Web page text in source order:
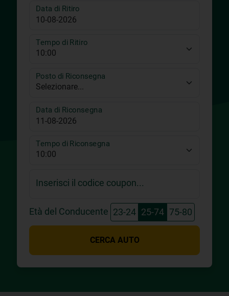
Data di Ritiro
Tempo di Ritiro
Posto di Riconsegna
Data di Riconsegna
Tempo di Riconsegna
Inserisci il codice coupon...
Età del Conducente 23-24 25-74 75-80
CERCA AUTO